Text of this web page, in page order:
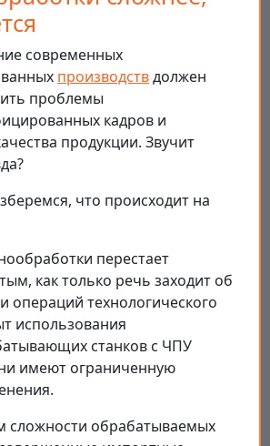
современных
производствдолжен
проблемы
кадров и
продукции. Звучит
что происходит на
перестает
как только речь заходит об
операций технологического
использования
станков с ЧПУ
имеют ограниченную
сложности обрабатываемых